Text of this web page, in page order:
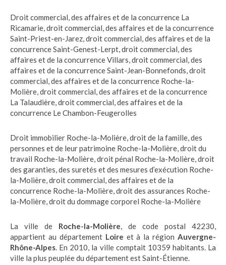
Droit commercial, des affaires et de la concurrence La
Ricamarie,droit commercial, des affaires et de la concurrence
Saint-Priest-en-Jarez,droit commercial, des affaires et de la
concurrence Saint-Genest-Lerpt,droit commercial, des
affaires et de la concurrence Villars,droit commercial, des
affaires et de la concurrence Saint-Jean-Bonnefonds,droit
commercial, des affaires et de la concurrence Roche-la-
Molière,droit commercial, des affaires et de la concurrence
La Talaudière,droit commercial, des affaires et de la
concurrence Le Chambon-Feugerolles
Droit immobilier Roche-la-Molière,droit de la famille, des
personnes et de leur patrimoine Roche-la-Molière,droit du
travail Roche-la-Molière,droit pénal Roche-la-Molière,droit
des garanties, des suretés et des mesures d’exécution Roche-
la-Molière,droit commercial, des affaires et de la
concurrence Roche-la-Molière,droit des assurances Roche-
la-Molière,droit du dommage corporel Roche-la-Molière
La ville de Roche-la-Molière, de code postal 42230,
appartient au département Loire et à la région Auvergne-
Rhône-Alpes. En 2010, la ville comptait 10359 habitants. La
ville la plus peuplée du département est Saint-Étienne.